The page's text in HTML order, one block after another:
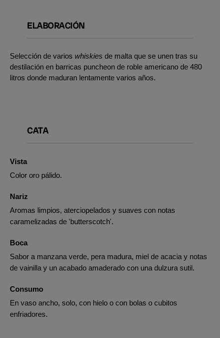
ELABORACIÓN
Selección de varios whiskies de malta que se unen tras su
destilación en barricas puncheon de roble americano de 480
litros donde maduran lentamente varios años.
CATA
Vista
Color oro pálido.
Nariz
Aromas limpios, aterciopelados y suaves con notas
caramelizadas de 'butterscotch'.
Boca
Sabor a manzana verde, pera madura, miel de acacia y notas
de vainilla y un acabado amaderado con una dulzura sutil.
Consumo
En vaso ancho, solo, con hielo o con bolas o cubitos
enfriadores.